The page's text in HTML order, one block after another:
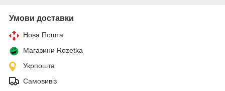
Умови доставки
Нова Пошта
Магазини Rozetka
Укрпошта
Самовивіз